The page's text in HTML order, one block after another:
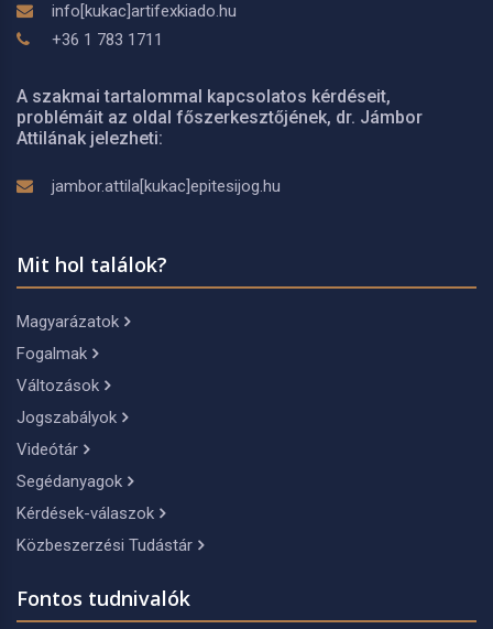
info[kukac]artifexkiado.hu
+36 1 783 1711
A szakmai tartalommal kapcsolatos kérdéseit,
problémáit az oldal főszerkesztőjének, dr. Jámbor
Attilának jelezheti:
jambor.attila[kukac]epitesijog.hu
Mit hol találok?
Magyarázatok
Fogalmak
Változások
Jogszabályok
Videótár
Segédanyagok
Kérdések-válaszok
Közbeszerzési Tudástár
Fontos tudnivalók